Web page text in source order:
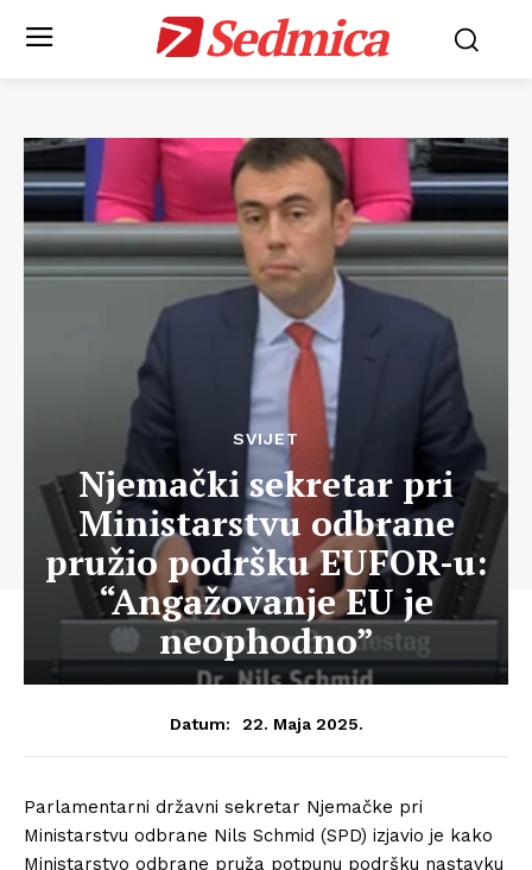
Sedmica
SVIJET
Njemački sekretar pri
Ministarstvu odbrane
pružio podršku EUFOR-u:
“Angažovanje EU je
neophodno”
Datum: 22. Maja 2025.
Parlamentarni državni sekretar Njemačke pri
Ministarstvu odbrane Nils Schmid (SPD) izjavio je kako
Ministarstvo odbrane pruža potpunu podršku nastavku